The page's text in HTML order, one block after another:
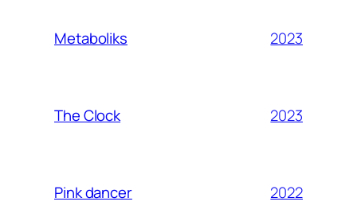
Metaboliks 2023
The Clock 2023
Pink dancer 2022